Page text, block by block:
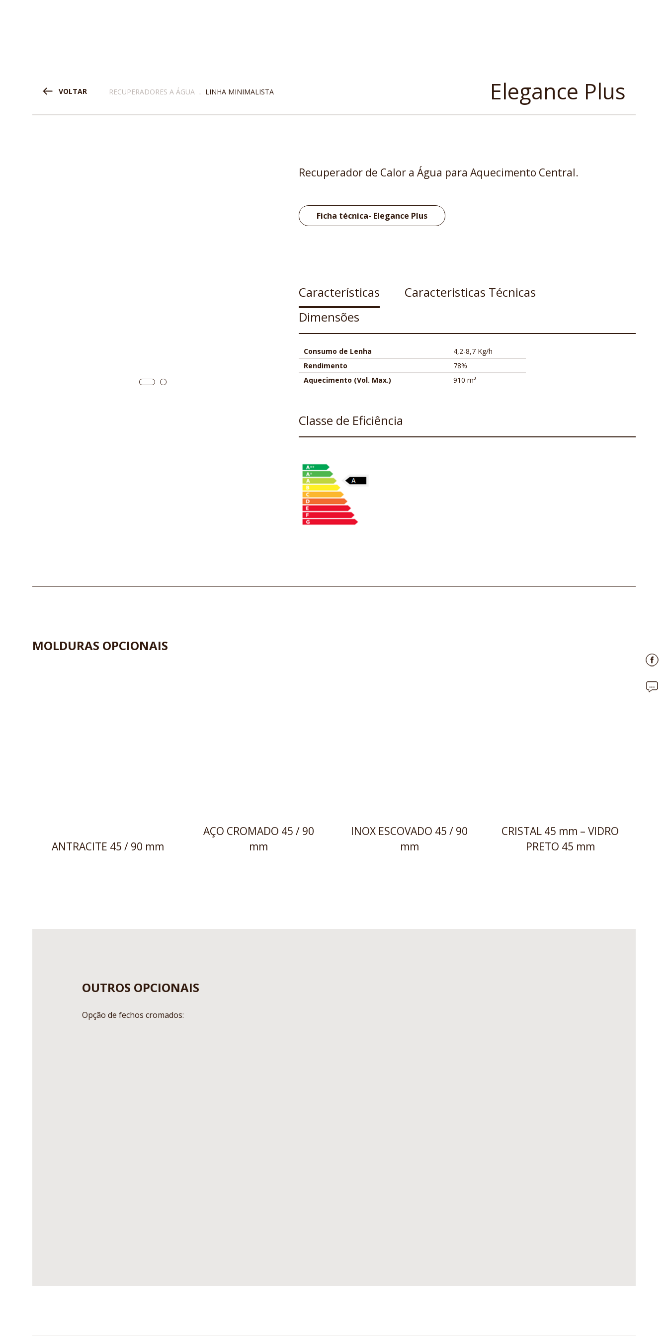
VOLTAR RECUPERADORES A ÁGUA . LINHA MINIMALISTA Elegance Plus
Recuperador de Calor a Água para Aquecimento Central.
Ficha técnica- Elegance Plus
Características
Caracteristicas Técnicas
Dimensões
Consumo de Lenha
4,2-8,7 Kg/h
Rendimento
78%
Aquecimento (Vol. Max.)
910 m³
Classe de Eficiência
MOLDURAS OPCIONAIS
ANTRACITE 45 / 90 mm
AÇO CROMADO 45 / 90
mm
INOX ESCOVADO 45 / 90
mm
CRISTAL 45 mm – VIDRO
PRETO 45 mm
OUTROS OPCIONAIS
Opção de fechos cromados: